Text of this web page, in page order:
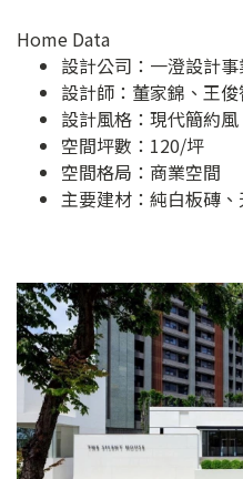
Home Data
設計公司： 一澄設計事
設計師：董家錦、王俊
設計風格：現代簡約風
空間坪數：120/坪
空間格局：商業空間
主要建材：純白板磚